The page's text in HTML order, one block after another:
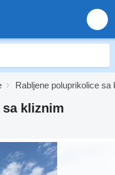
Rabljene poluprikolice
kliznim